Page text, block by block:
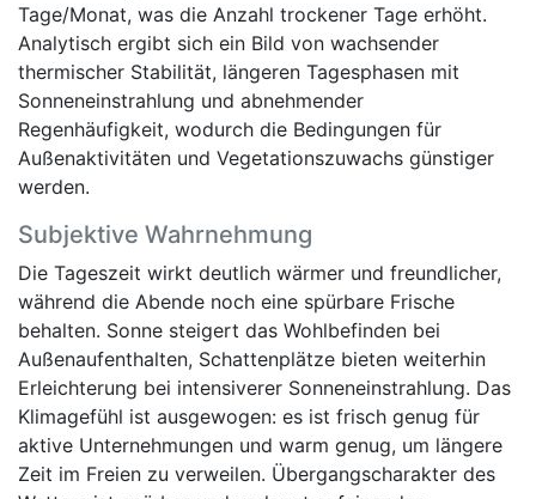
Tage/Monat, was die Anzahl trockener Tage erhöht.
Analytisch ergibt sich ein Bild von wachsender
thermischer Stabilität, längeren Tagesphasen mit
Sonneneinstrahlung und abnehmender
Regenhäufigkeit, wodurch die Bedingungen für
Außenaktivitäten und Vegetationszuwachs günstiger
werden.
Subjektive Wahrnehmung
Die Tageszeit wirkt deutlich wärmer und freundlicher,
während die Abende noch eine spürbare Frische
behalten. Sonne steigert das Wohlbefinden bei
Außenaufenthalten, Schattenplätze bieten weiterhin
Erleichterung bei intensiverer Sonneneinstrahlung. Das
Klimagefühl ist ausgewogen: es ist frisch genug für
aktive Unternehmungen und warm genug, um längere
Zeit im Freien zu verweilen. Übergangscharakter des